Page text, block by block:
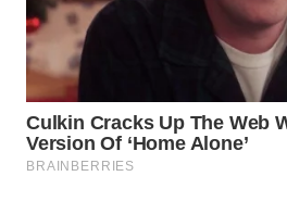
WAHANA
UMKM
WAHANA
SELEB